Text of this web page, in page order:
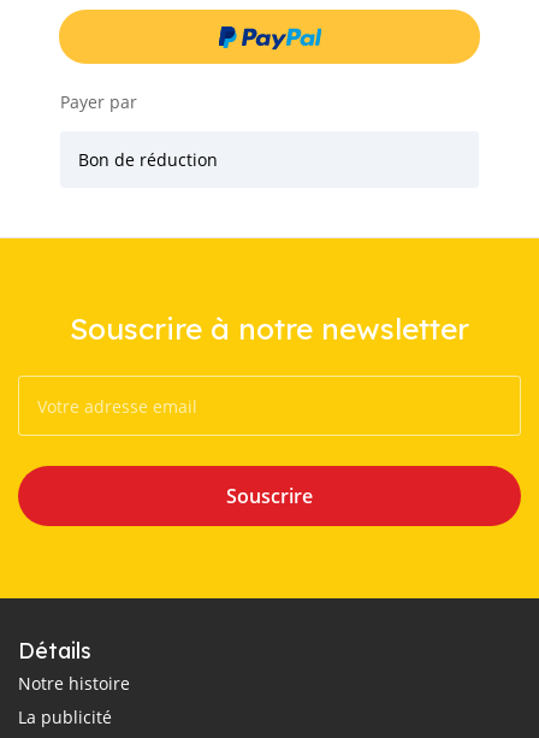
Payer par
Bon de réduction
Souscrire à notre newsletter
Souscrire
Détails
Notre histoire
La publicité